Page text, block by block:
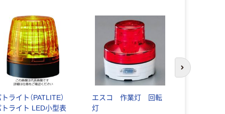
ライト（PATLITE）
トライト LED小型表
エスコ 作業灯 回転
灯
次のスライド